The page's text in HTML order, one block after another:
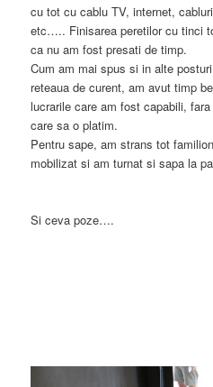
cu tot cu cablu TV, internet,
etc….. Finisarea peretilor cu tinci
ca nu am fost presati de timp.
Cum am mai spus si in alte
reteaua de curent, am avut timp
lucrarile care am fost capabili,
care sa o platim.
Pentru sape, am strans tot
mobilizat si am turnat si sapa la
Si ceva poze….